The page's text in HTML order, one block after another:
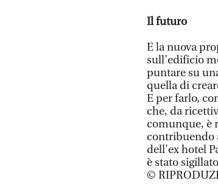
Il futuro
E la nuova
sull’edificio
puntare su
quella di
E per farlo,
che, da
comunque, è
contribuendo
dell’ex hotel
è stato
©